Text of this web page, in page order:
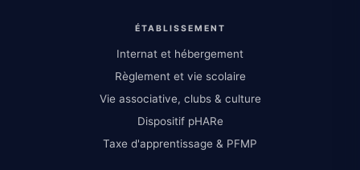
ÉTABLISSEMENT
Internat et hébergement
Règlement et vie scolaire
Vie associative, clubs & culture
Dispositif pHARe
Taxe d'apprentissage & PFMP